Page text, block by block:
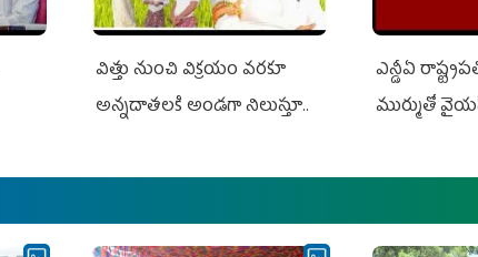
విత్తు నుంచి విక్రయం వరకూ
అన్నదాతలకి అండగా నిలుస్తూ..
ఎన్డీఏ
ముర్ముతో
ఎమ్మెల్యేలు,